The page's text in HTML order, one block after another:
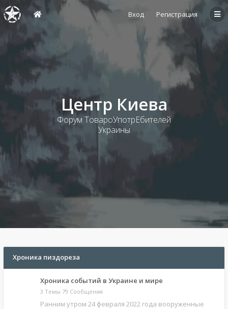
Вход Регистрация
Центр Киева
Форум ТовароУпотрЕбителей
Украины
Хроника пиздореза
Хроника событий в Украине и мире
3 Темы 79 Сообщения
Ранним утром 24 февраля 2022 года вооруженные